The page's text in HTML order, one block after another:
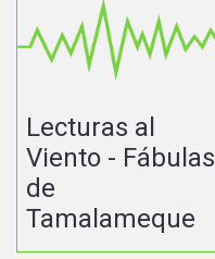
Lecturas al
Viento - Fábulas
de
Tamalameque